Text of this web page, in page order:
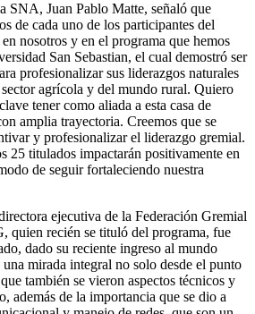
SNA, Juan Pablo Matte, señaló que
de cada uno de los participantes del
nosotros y en el programa que hemos
San Sebastian, el cual demostró ser
profesionalizar sus liderazgos naturales
agrícola y del mundo rural. Quiero
tener como aliada a esta casa de
amplia trayectoria. Creemos que se
y profesionalizar el liderazgo gremial.
25 titulados impactarán positivamente en
de seguir fortaleciendo nuestra
ejecutiva de la Federación Gremial
quien recién se tituló del programa, fue
dado su reciente ingreso al mundo
mirada integral no solo desde el punto
también se vieron aspectos técnicos y
además de la importancia que se dio a